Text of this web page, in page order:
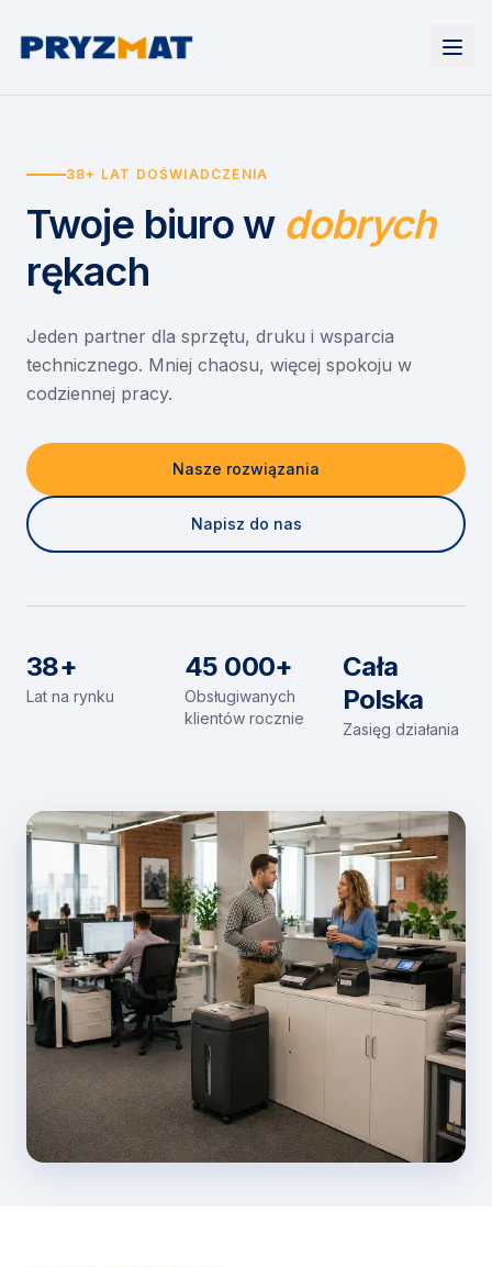
Urządzenia
Drukarki i urządzenia wielofunkcyjne
Etykiety i identyfikacja
Skanery i obieg dokumentów
Monitory interaktywne
Niszczarki dokumentów
Wynajem drukarek
Wynajem urządzeń biurowych
Asystent druku
EZD RP
Misja szkoła
Serwis
O nas
Kontakt
38+ LAT DOŚWIADCZENIA
Twoje biuro w dobrych
rękach
Jeden partner dla sprzętu, druku i wsparcia
technicznego. Mniej chaosu, więcej spokoju w
codziennej pracy.
Nasze rozwiązania
Napisz do nas
38+
Lat na rynku
45 000+
Obsługiwanych
klientów rocznie
Cała
Polska
Zasięg działania